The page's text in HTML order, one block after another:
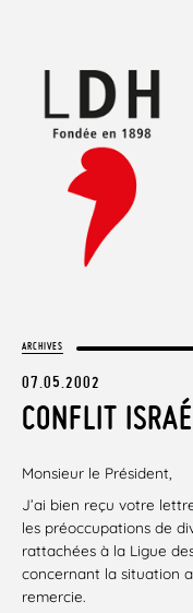
ARCHIVES
07.05.2002
CONFLIT
Monsieur le Président,
J’ai bien reçu votre
les préoccupations de
rattachées à la Ligue
concernant la situation
remercie.